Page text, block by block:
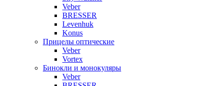
Veber
BRESSER
Levenhuk
Konus
Прицелы оптические
Veber
Vortex
Бинокли и монокуляры
Veber